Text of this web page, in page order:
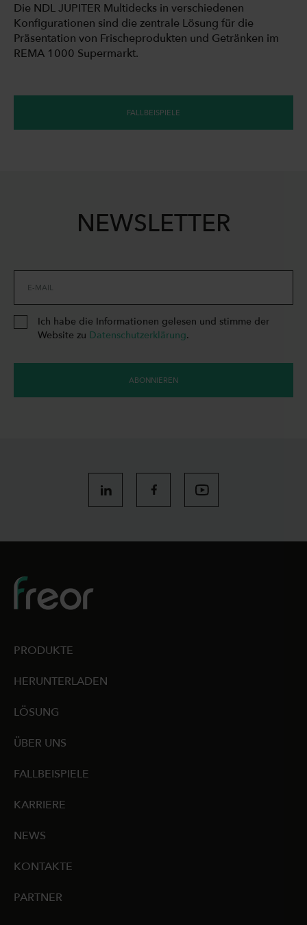
Die NDL JUPITER Multidecks in verschiedenen
Konfigurationen sind die zentrale Lösung für die
Präsentation von Frischeprodukten und Getränken im
REMA 1000 Supermarkt.
FALLBEISPIELE
NEWSLETTER
E-MAIL
Ich habe die Informationen gelesen und stimme der
Website zu Datenschutzerklärung.
ABONNIEREN
PRODUKTE
HERUNTERLADEN
LÖSUNG
ÜBER UNS
FALLBEISPIELE
KARRIERE
NEWS
KONTAKTE
PARTNER